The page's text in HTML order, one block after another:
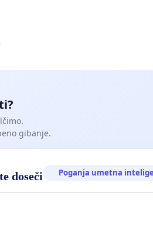
gibanje.
doseči Poganja umetna